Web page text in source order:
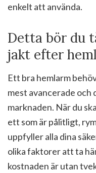
enkelt att använda.
Detta bör du
jakt efter
Ett bra hemlarm
mest avancerade och
marknaden. När du
ett som är pålitligt,
uppfyller alla dina
olika faktorer att ta
kostnaden är utan